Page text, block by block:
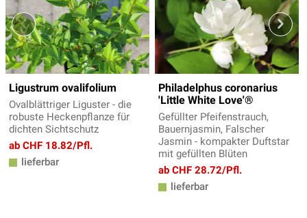
Ligustrum ovalifolium
Ovalblättriger Liguster - die
robuste Heckenpflanze für
dichten Sichtschutz
ab CHF 18.82/Pfl.
lieferbar
Philadelphus coronarius
'Little White Love'®
Gefüllter Pfeifenstrauch,
Bauernjasmin, Falscher
Jasmin - kompakter Duftstar
mit gefüllten Blüten
ab CHF 28.72/Pfl.
lieferbar